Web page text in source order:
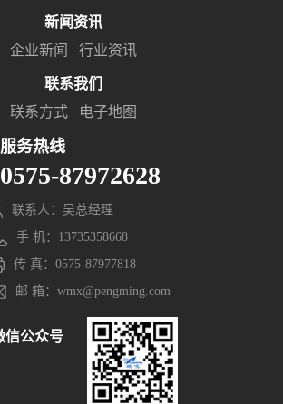
新闻资讯
企业新闻
行业资讯
联系我们
联系方式
电子地图
服务热线
0575-87972628
联系人：吴总经理
手 机：13735358668
传 真：0575-87977818
邮 箱：wmx@pengming.com